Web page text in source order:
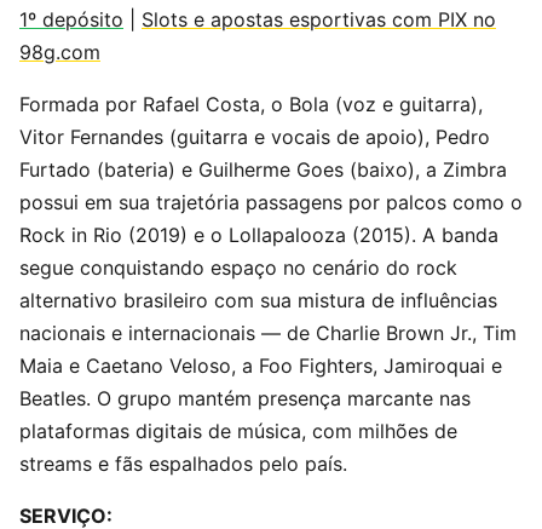
1º depósito
Slots e apostas esportivas com PIX no
98g.com
Formada por Rafael Costa, o Bola (voz e guitarra),
Vitor Fernandes (guitarra e vocais de apoio), Pedro
Furtado (bateria) e Guilherme Goes (baixo), a Zimbra
possui em sua trajetória passagens por palcos como o
Rock in Rio (2019) e o Lollapalooza (2015). A banda
segue conquistando espaço no cenário do rock
alternativo brasileiro com sua mistura de influências
nacionais e internacionais — de Charlie Brown Jr., Tim
Maia e Caetano Veloso, a Foo Fighters, Jamiroquai e
Beatles. O grupo mantém presença marcante nas
plataformas digitais de música, com milhões de
streams e fãs espalhados pelo país.
SERVIÇO: